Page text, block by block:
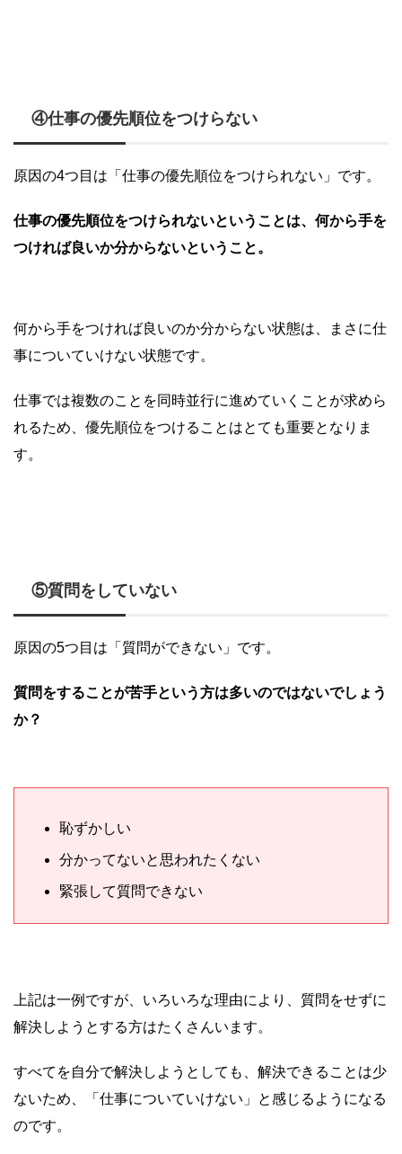
④仕事の優先順位をつけらない
原因の4つ目は「仕事の優先順位をつけられない」です。
仕事の優先順位をつけられないということは、何から手を
つければ良いか分からないということ。
何から手をつければ良いのか分からない状態は、まさに仕
事についていけない状態です。
仕事では複数のことを同時並行に進めていくことが求めら
れるため、優先順位をつけることはとても重要となりま
す。
⑤質問をしていない
原因の5つ目は「質問ができない」です。
質問をすることが苦手という方は多いのではないでしょう
か？
恥ずかしい
分かってないと思われたくない
緊張して質問できない
上記は一例ですが、いろいろな理由により、質問をせずに
解決しようとする方はたくさんいます。
すべてを自分で解決しようとしても、解決できることは少
ないため、「仕事についていけない」と感じるようになる
のです。